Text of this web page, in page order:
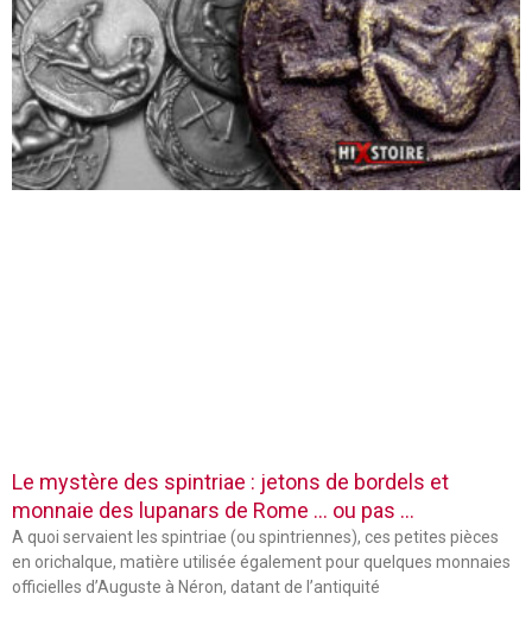
Le mystère des spintriae : jetons de bordels et
monnaie des lupanars de Rome … ou pas …
A quoi servaient les spintriae (ou spintriennes), ces petites pièces
en orichalque, matière utilisée également pour quelques monnaies
officielles d’Auguste à Néron, datant de l’antiquité